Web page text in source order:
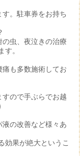
。駐車券をお持ち
虫、夜泣きの治療
す。
も多数施術してお
ので手ぶらでお越
の改善など様々あ
効果が絶大というこ